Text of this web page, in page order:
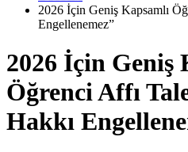
2026 İçin Geniş Kapsamlı
Engellenemez”
2026 İçin Geniş
Öğrenci Affı
Hakkı